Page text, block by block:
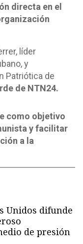
directa en el
líder
y
Patriótica de
de NTN24.
como objetivo
y facilitar
a la
Unidos difunde
de presión